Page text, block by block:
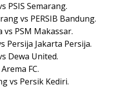
PSIS Semarang.
vs PERSIB Bandung.
PSM Makassar.
Persija Jakarta Persija.
Dewa United.
FC.
vs Persik Kediri.